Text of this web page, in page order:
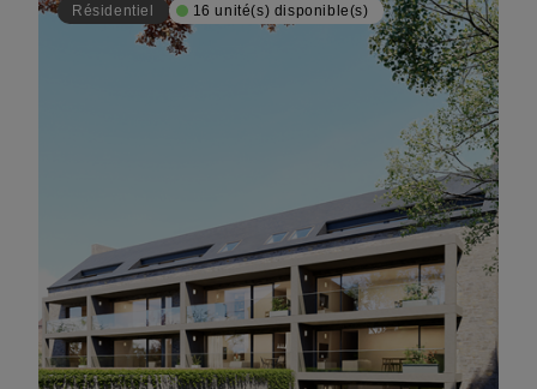
Résidentiel 16 unité(s) disponible(s)